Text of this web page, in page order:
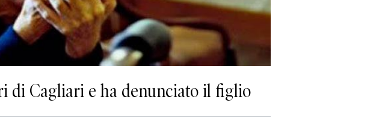
di Cagliari e ha denunciato il figlio